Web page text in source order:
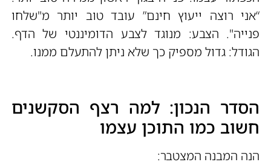
“אני רוצה ייעוץ חינם” עובד טוב יותר מ"שלחו
פנייה". הצבע: מנוגד לצבע הדומיננטי של הדף.
הגודל: גדול מספיק כך שלא ניתן להתעלם ממנו.
הסדר הנכון: למה רצף הסקשנים
חשוב כמו התוכן עצמו
הנה המבנה המצטבר: